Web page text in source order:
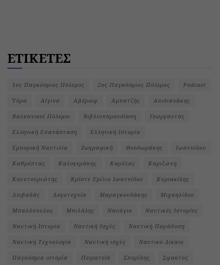
ΕΤΙΚΕΤΕΣ
1ος Παγκόσμιος Πόλεμος 2ος Παγκόσμιος Πόλεμος Podcast
Ύδρα Αίγινα Αβέρωφ Αμπατζής Απιδιανάκης
Βαλκανικοί Πόλεμοι Βιβλιοπαρουσίαση Γεωργαντάς
Ελληνική Επανάσταση Ελληνική Ιστορία
Εμπορική Ναυτιλία Ζωγραφική Θεοδωράκης Ιωαννίδου
Καθρέπτας Καλογεράκης Καρέλας Καριζώνη
Κουντουριώτης Κρίστυ Εμίλιο Ιωαννίδου Κυριακίδης
Λειβαδάς Λογοτεχνία Μαραγκουδάκης Μιχαηλίδου
Μπαλόπουλος Μπιλάλης Ναυάγιο Ναυτικές Ιστορίες
Ναυτική Ιστορία Ναυτική Ισχύς Ναυτική Παράδοση
Ναυτική Τεχνολογία Ναυτική ισχύς Ναυτικό Δίκαιο
Παγκόσμια ιστορία Πειρατεία Σπορίδης Σφακτός